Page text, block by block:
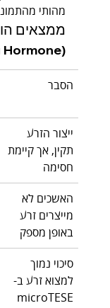
מהותי
ממצאים
Hormone)
הסבר
ייצור הזרע
תקין, אך קיימת
חסימה
האשכים לא
מייצרים זרע
באופן מספק
סיכוי נמוך
למצוא זרע ב-
microTESE